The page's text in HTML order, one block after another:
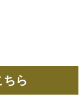
ら